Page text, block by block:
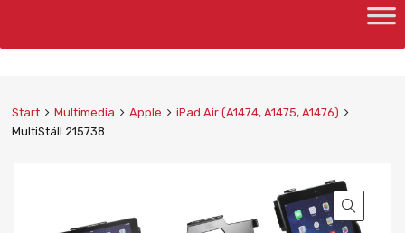
Start Multimedia Apple
iPad Air (A1474, A1475, A1476)
MultiStäll 215738